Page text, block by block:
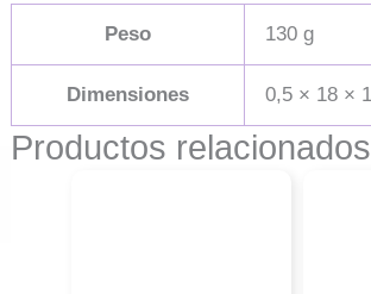
Peso 130 g
Dimensiones 0,5 × 18 ×
Productos relacionados